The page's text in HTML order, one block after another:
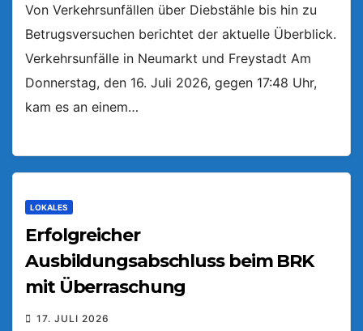
Von Verkehrsunfällen über Diebstähle bis hin zu
Betrugsversuchen berichtet der aktuelle Überblick.
Verkehrsunfälle in Neumarkt und Freystadt Am
Donnerstag, den 16. Juli 2026, gegen 17:48 Uhr,
kam es an einem…
LOKALES
Erfolgreicher
Ausbildungsabschluss beim BRK
mit Überraschung
17. JULI 2026